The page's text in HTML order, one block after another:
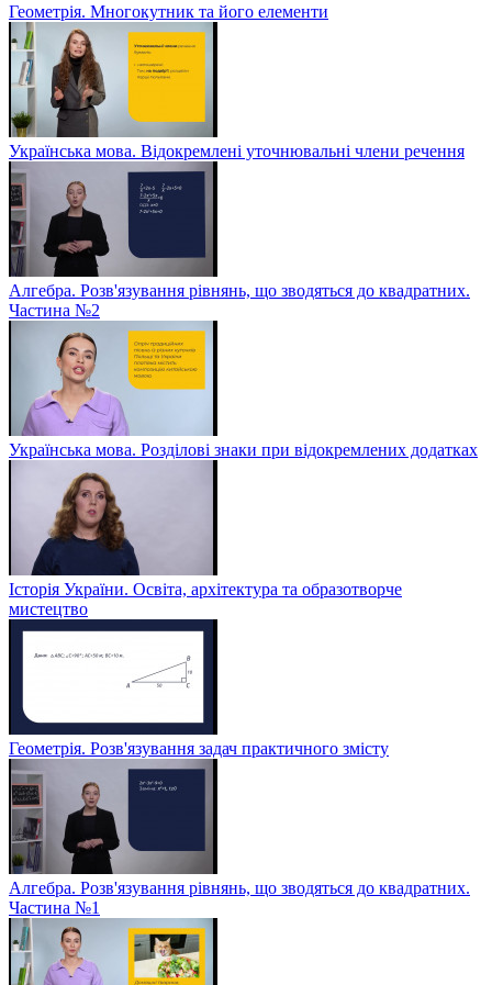
Геометрія. Многокутник та його елементи
Українська мова. Відокремлені уточнювальні члени речення
Алгебра. Розв'язування рівнянь, що зводяться до квадратних.
Частина №2
Українська мова. Розділові знаки при відокремлених додатках
Історія України. Освіта, архітектура та образотворче
мистецтво
Геометрія. Розв'язування задач практичного змісту
Алгебра. Розв'язування рівнянь, що зводяться до квадратних.
Частина №1